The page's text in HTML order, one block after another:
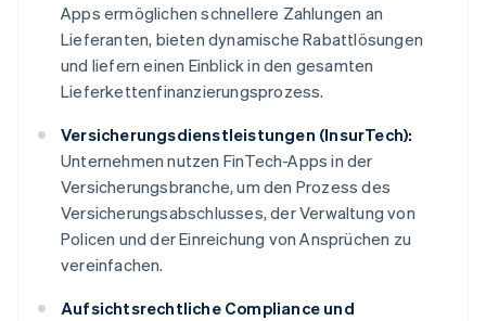
Apps ermöglichen schnellere Zahlungen an
Lieferanten, bieten dynamische Rabattlösungen
und liefern einen Einblick in den gesamten
Lieferkettenfinanzierungsprozess.
Versicherungsdienstleistungen (InsurTech):
Unternehmen nutzen FinTech-Apps in der
Versicherungsbranche, um den Prozess des
Versicherungsabschlusses, der Verwaltung von
Policen und der Einreichung von Ansprüchen zu
vereinfachen.
Aufsichtsrechtliche Compliance und